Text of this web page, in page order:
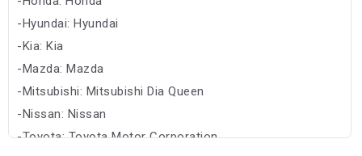
-Hyundai: Hyundai
-Kia: Kia
-Mazda: Mazda
-Mitsubishi: Mitsubishi Dia Queen
-Nissan: Nissan
-Toyota: Toyota Motor Corporation